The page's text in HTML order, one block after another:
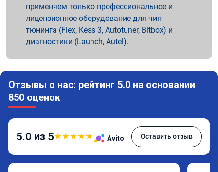
применяем только профессиональное и
лицензионное оборудование для чип
тюнинга (Flex, Kess 3, Autotuner, Bitbox) и
диагностики (Launch, Autel).
Отзывы о нас: рейтинг 5.0 на основании
850 оценок
5.0 из 5★★★★★ Avito Оставить отзыв